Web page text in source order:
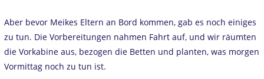
Aber bevor Meikes Eltern an Bord kommen, gab es noch einiges
zu tun. Die Vorbereitungen nahmen Fahrt auf, und wir räumten
die Vorkabine aus, bezogen die Betten und planten, was morgen
Vormittag noch zu tun ist.